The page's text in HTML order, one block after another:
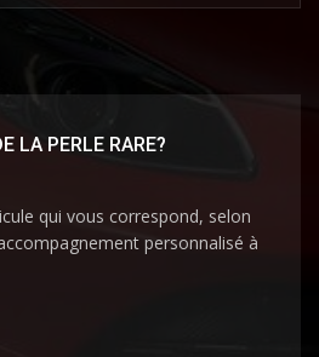
LA PERLE RARE?
qui vous correspond, selon
personnalisé à